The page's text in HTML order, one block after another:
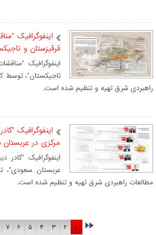
قرقیزستان و
تاجیکستان"، توسط
راهبردی شرق تهیه و تنظیم شده است.
اینفوگرافیک
مرکزی در
اینفوگرافیک "کادر
عربستان سعودی"،
مطالعات راهبردی شرق تهیه و تنظیم شده است.
۱ ۲ ۳ ۴ ۵ ۶ ۷